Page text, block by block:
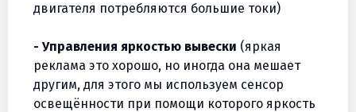
двигателя потребляются большие токи)
- Управления яркостью вывески (яркая
реклама это хорошо, но иногда она мешает
другим, для этого мы используем сенсор
освещённости при помощи которого яркость